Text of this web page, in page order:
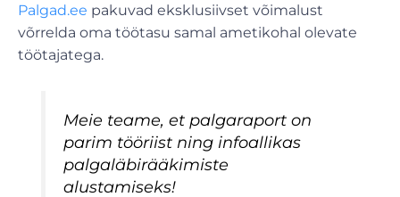
Palgad.ee pakuvad eksklusiivset võimalust
võrrelda oma töötasu samal ametikohal olevate
töötajatega.
Meie teame, et palgaraport on
parim tööriist ning infoallikas
palgaläbirääkimiste
alustamiseks!